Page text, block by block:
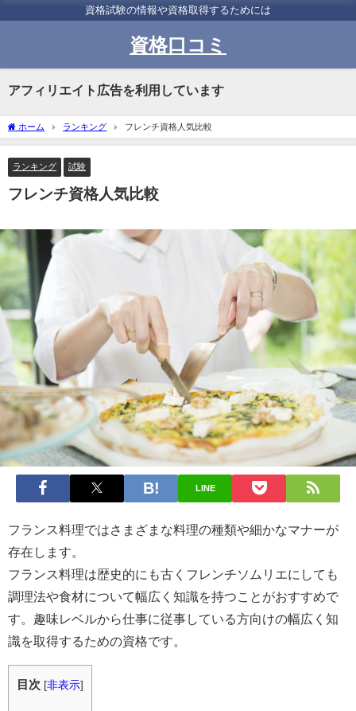
資格試験の情報や資格取得するためには
資格口コミ
アフィリエイト広告を利用しています
ホーム ランキング フレンチ資格人気比較
ランキング 試験
フレンチ資格人気比較
LINE
フランス料理ではさまざまな料理の種類や細かなマナーが
存在します。
フランス料理は歴史的にも古くフレンチソムリエにしても
調理法や食材について幅広く知識を持つことがおすすめで
す。趣味レベルから仕事に従事している方向けの幅広く知
識を取得するための資格です。
目次 [非表示]